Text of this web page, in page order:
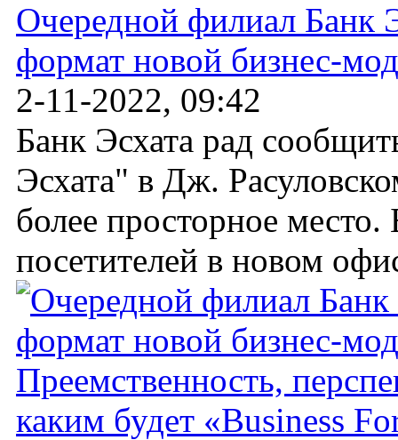
Очередной филиал Банк
формат новой бизнес-
2-11-2022, 09:42
Банк Эсхата рад
Эсхата" в Дж.
более просторное
посетителей в новом
Преемственность,
каким будет «Business